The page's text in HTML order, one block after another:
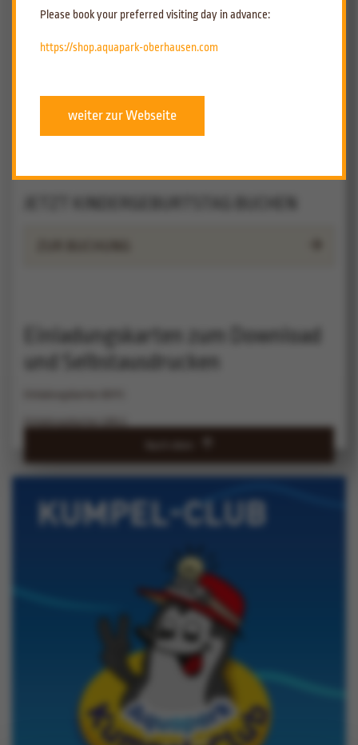
Please book your preferred visiting day in advance:
https://shop.aquapark-oberhausen.com
weiter zur Webseite
Einladungskarten zum Download
und Selbstausdrucken
Einladungskarten GIRLS